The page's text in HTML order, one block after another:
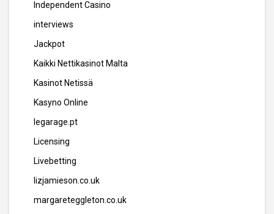
Independent Casino
interviews
Jackpot
Kaikki Nettikasinot Malta
Kasinot Netissä
Kasyno Online
legarage.pt
Licensing
Livebetting
lizjamieson.co.uk
margareteggleton.co.uk